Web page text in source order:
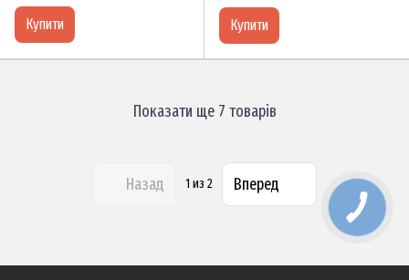
Купити Купити
Показати ще 7 товарів
Назад 1 из 2 Вперед